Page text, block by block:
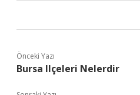
Önceki Yazı
Bursa Ilçeleri Nelerdir